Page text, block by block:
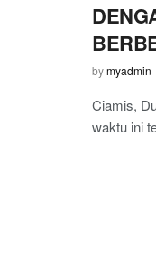
bymyadmin
Ciamis,
waktu ini